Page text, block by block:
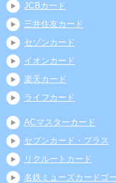
JCBカード
三井住友カード
セゾンカード
イオンカード
楽天カード
ライフカード
ACマスターカード
セブンカード・プラス
リクルートカード
名鉄ミューズカードゴ